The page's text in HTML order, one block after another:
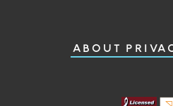
ABOUT